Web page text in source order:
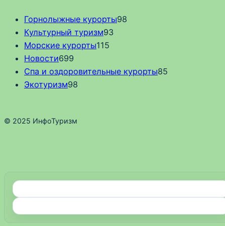
Горнолыжные курорты98
Культурный туризм93
Морские курорты115
Новости699
Спа и оздоровительные курорты85
Экотуризм98
© 2025 ИнфоТуризм